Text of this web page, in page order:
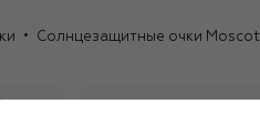
Солнцезащитные очки Moscot